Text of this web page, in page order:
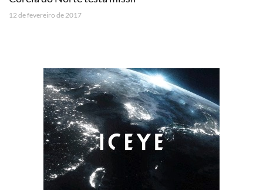
12 de fevereiro de 2017